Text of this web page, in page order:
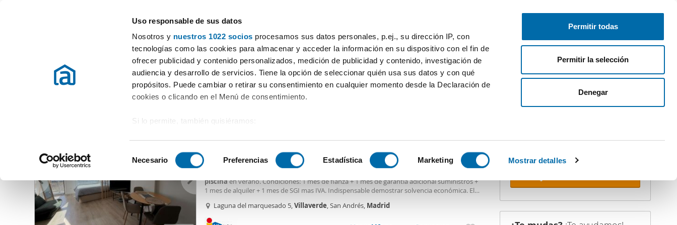
Uso responsable de sus datos
Nosotros y nuestros 1022 socios procesamos sus datos personales, p.ej., su dirección IP, con
tecnologías como las cookies para almacenar y acceder la información en su dispositivo con el fin de
ofrecer publicidad y contenido personalizados, medición de publicidad y contenido, investigación de
audiencia y desarrollo de servicios. Tiene la opción de seleccionar quién usa sus datos y con qué
propósitos. Puede cambiar o retirar su consentimiento en cualquier momento desde la Declaración de
cookies o clicando en el Menú de consentimiento.
Si lo permite, también quisiéramos:
Identificar su dispositivo analizándolo activamente para buscar características específicas (huellas
Obtenga más información sobre cómo se procesan sus datos personales y establezca sus
preferencias en la
sección de datos
. Puede cambiar o retirar su consentimiento en cualquier momento
en la Declaración de cookies.
e
e
c
c
Necesario Preferencias Estadística Marketing Mostrar detalles
Permitir todas
Permitir la selección
Denegar
Publica gratis Inicia sesión
Elegir distrito Habitaciones Más filtros - 2
Alquiler pisos Madrid provincia Alquiler pisos Madrid Alquiler piso piscina Villaverde Madrid
Alquiler piso piscina Villaverde Madrid (2 viviendas)
2
Alquiler piso amueblado Villaverde
piscinaen verano. Condiciones: 1 mes de fianza + 1 mes de garantía adicional suministros +
1 mes de alquiler + 1 mes de SGI mas IVA. Indispensable demostrar solvencia económica. El
ligado al desarrollo industrial y ferroviario
Laguna del marquesado 5,Villaverde, San Andrés, Madrid
No dejes que te adelanten. Recibe en